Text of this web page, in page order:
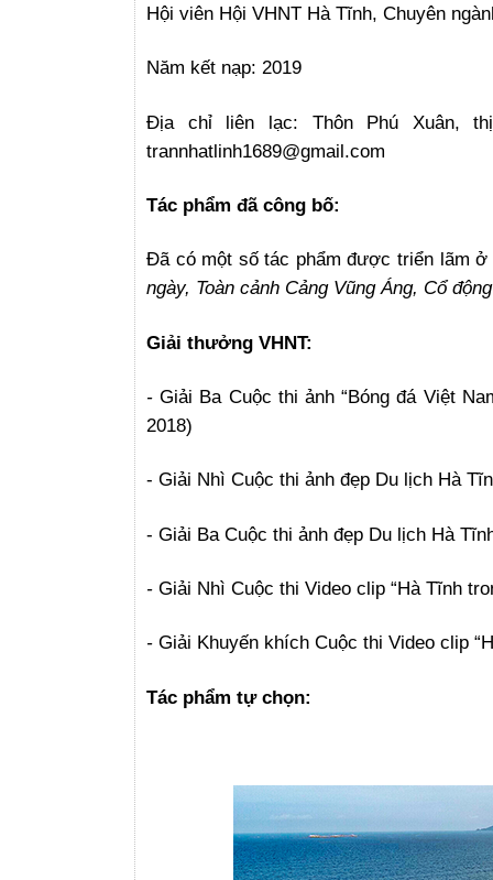
Hội viên Hội VHNT Hà Tĩnh, Chuyên
Năm kết nạp: 2019
Địa chỉ liên lạc: Thôn Phú Xuân,
trannhatlinh1689@gmail.com
Tác phẩm đã công bố:
Đã có một số tác phẩm được triển lãm
ngày, Toàn cảnh Cảng Vũng Áng, Cổ
Giải thưởng VHNT:
-Giải Ba Cuộc thi ảnh “Bóng đá Việt
2018)
- Giải Nhì Cuộc thi ảnh đẹp Du lịch Hà
- Giải Ba Cuộc thi ảnh đẹp Du lịch Hà
- Giải Nhì Cuộc thi Video clip “Hà Tĩnh
- Giải Khuyến khích Cuộc thi Video clip
Tác phẩm tự chọn: